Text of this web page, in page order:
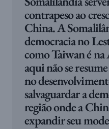
contrapeso ao
China. A
democracia no
como Taiwan é na
aqui não se
no
salvaguardar a
região onde a
expandir seu